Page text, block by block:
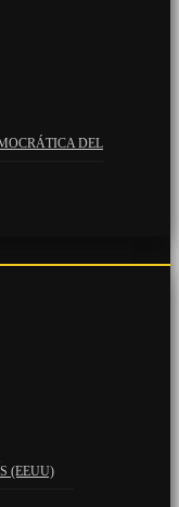
DEL
(EEUU)